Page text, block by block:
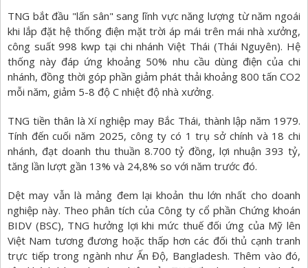
TNG bắt đầu "lấn sân" sang lĩnh vực năng lượng từ năm ngoái
khi lắp đặt hệ thống điện mặt trời áp mái trên mái nhà xưởng,
công suất 998 kwp tại chi nhánh Việt Thái (Thái Nguyên). Hệ
thống này đáp ứng khoảng 50% nhu cầu dùng điện của chi
nhánh, đồng thời góp phần giảm phát thải khoảng 800 tấn CO2
mỗi năm, giảm 5-8 độ C nhiệt độ nhà xưởng.
TNG tiền thân là Xí nghiệp may Bắc Thái, thành lập năm 1979.
Tính đến cuối năm 2025, công ty có 1 trụ sở chính và 18 chi
nhánh, đạt doanh thu thuần 8.700 tỷ đồng, lợi nhuận 393 tỷ,
tăng lần lượt gần 13% và 24,8% so với năm trước đó.
Dệt may vẫn là mảng đem lại khoản thu lớn nhất cho doanh
nghiệp này. Theo phân tích của Công ty cổ phần Chứng khoán
BIDV (BSC), TNG hưởng lợi khi mức thuế đối ứng của Mỹ lên
Việt Nam tương đương hoặc thấp hơn các đối thủ cạnh tranh
trực tiếp trong ngành như Ấn Độ, Bangladesh. Thêm vào đó,